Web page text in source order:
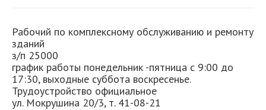
Рабочий по комплексному обслуживанию и ремонту
зданий
з/п 25000
график работы понедельник -пятница с 9:00 до
17:30, выходные суббота воскресенье.
Трудоустройство официальное
ул. Мокрушина 20/3, т. 41-08-21